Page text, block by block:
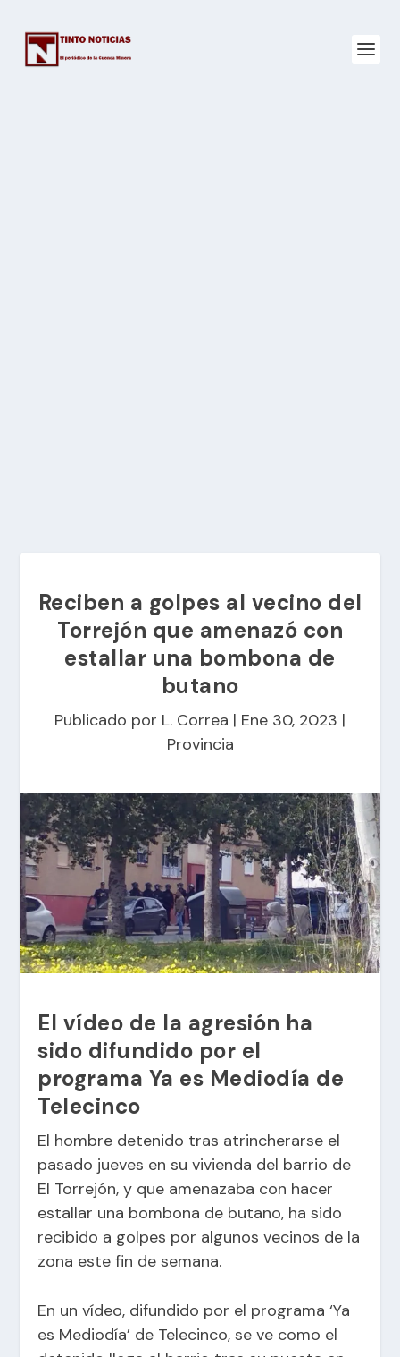
Reciben a golpes al vecino del
Torrejón que amenazó con
estallar una bombona de
butano
Publicado por L. Correa | Ene 30, 2023 |
Provincia
El vídeo de la agresión ha
sido difundido por el
programa Ya es Mediodía de
Telecinco
El hombre detenido tras atrincherarse el
pasado jueves en su vivienda del barrio de
El Torrejón, y que amenazaba con hacer
estallar una bombona de butano, ha sido
recibido a golpes por algunos vecinos de la
zona este fin de semana.
En un vídeo, difundido por el programa ‘Ya
es Mediodía’ de Telecinco, se ve como el